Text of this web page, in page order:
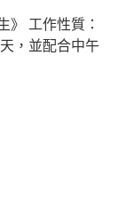
》 工作性質：
，並配合中午